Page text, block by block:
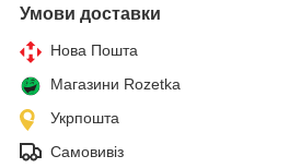
Умови доставки
Нова Пошта
Магазини Rozetka
Укрпошта
Самовивіз